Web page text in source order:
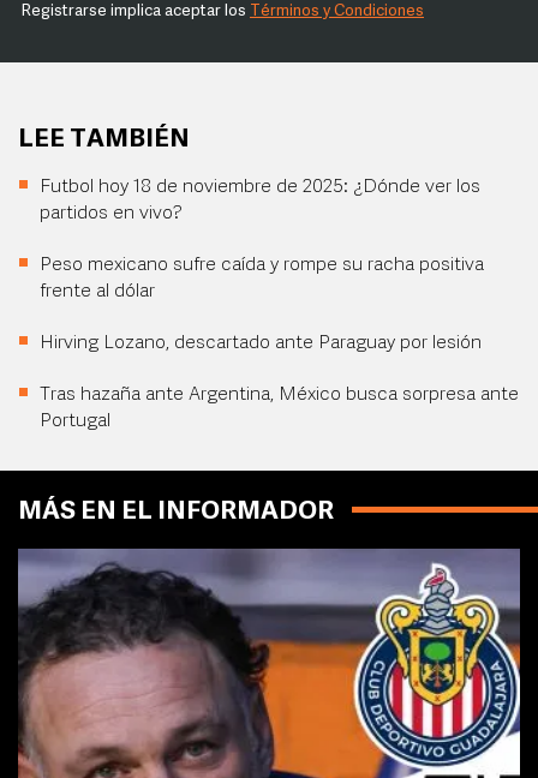
Registrarse implica aceptar los Términos y Condiciones
LEE TAMBIÉN
Futbol hoy 18 de noviembre de 2025: ¿Dónde ver los
partidos en vivo?
Peso mexicano sufre caída y rompe su racha positiva
frente al dólar
Hirving Lozano, descartado ante Paraguay por lesión
Tras hazaña ante Argentina, México busca sorpresa ante
Portugal
MÁS EN EL INFORMADOR